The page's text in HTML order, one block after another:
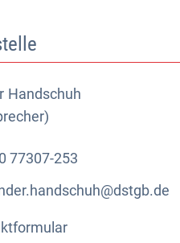
Handschuh
Handschuh
77307-253